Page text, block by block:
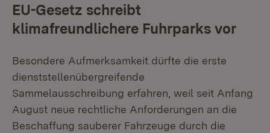
EU-Gesetz schreibt
klimafreundlichere Fuhrparks vor
Besondere Aufmerksamkeit dürfte die erste
dienststellenübergreifende
Sammelausschreibung erfahren, weil seit Anfang
August neue rechtliche Anforderungen an die
Beschaffung sauberer Fahrzeuge durch die